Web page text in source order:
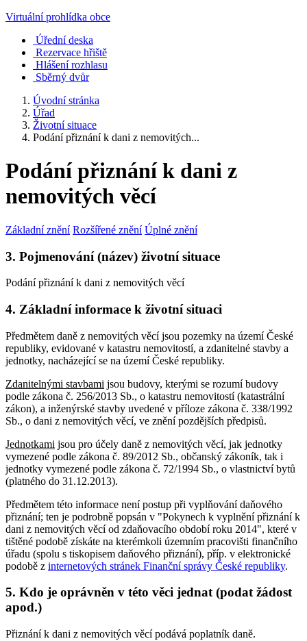
Virtuální prohlídka obce
Úřední deska
Rezervace hřiště
Hlášení rozhlasu
Sběrný dvůr
Úvodní stránka
Úřad
Životní situace
Podání přiznání k dani z nemovitých...
Podání přiznání k dani z
nemovitých věcí
Základní znění Rozšířené znění Úplné znění
3. Pojmenování (název) životní situace
Podání přiznání k dani z nemovitých věcí
4. Základní informace k životní situaci
Předmětem daně z nemovitých věcí jsou pozemky na území České
republiky, evidované v katastru nemovitostí, a zdanitelné stavby a
jednotky, nacházející se na území České republiky.
Zdanitelnými stavbami jsou budovy, kterými se rozumí budovy
podle zákona č. 256/2013 Sb., o katastru nemovitostí (katastrální
zákon), a inženýrské stavby uvedené v příloze zákona č. 338/1992
Sb., o dani z nemovitých věcí, ve znění pozdějších předpisů.
Jednotkami jsou pro účely daně z nemovitých věcí, jak jednotky
vymezené podle zákona č. 89/2012 Sb., občanský zákoník, tak i
jednotky vymezené podle zákona č. 72/1994 Sb., o vlastnictví bytů
(platného do 31.12.2013).
Předmětem této informace není postup při vyplňování daňového
přiznání; ten je podrobně popsán v "Pokynech k vyplnění přiznání k
dani z nemovitých věcí od zdaňovacího období roku 2014", které v
tištěné podobě získáte na kterémkoli územním pracovišti finančního
úřadu (spolu s tiskopisem daňového přiznání), příp. v elektronické
podobě z internetových stránek Finanční správy České republiky.
5. Kdo je oprávněn v této věci jednat (podat žádost
apod.)
Přiznání k dani z nemovitých věcí podává poplatník daně.